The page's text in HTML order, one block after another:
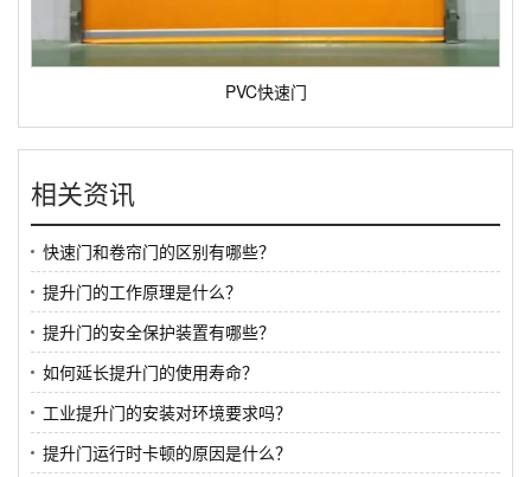
PVC快速门
相关资讯
快速门和卷帘门的区别有哪些？
提升门的工作原理是什么？
提升门的安全保护装置有哪些？
如何延长提升门的使用寿命？
工业提升门的安装对环境要求吗？
提升门运行时卡顿的原因是什么？